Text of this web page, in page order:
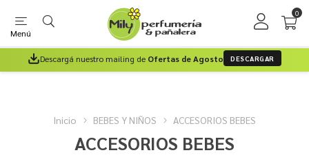
Menú
0
Descargá nuestro mailing de Ofertas de Agosto DESCARGAR
Inicio BEBES Y NIÑOS ACCESORIOS BEBES
ACCESORIOS BEBES